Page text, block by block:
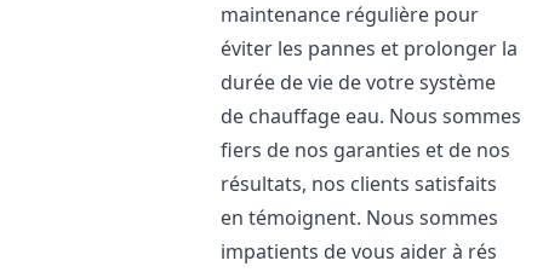
maintenance régulière pour
éviter les pannes et prolonger la
durée de vie de votre système
de chauffage eau. Nous sommes
fiers de nos garanties et de nos
résultats, nos clients satisfaits
en témoignent. Nous sommes
impatients de vous aider à rés